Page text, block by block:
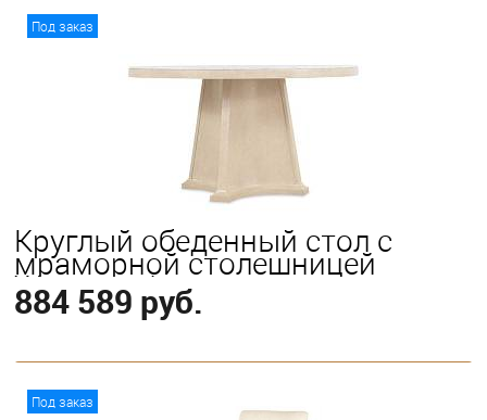
Под заказ
Круглый обеденный стол с
мраморной столешницей
Westwood
884 589 руб.
Под заказ